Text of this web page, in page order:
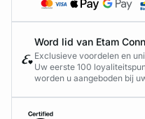
Word lid van Etam
Exclusieve voordelen en
Uw eerste 100
worden u aangeboden bij